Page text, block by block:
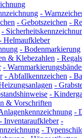
-
- Gebotszeichen -
-
Helmaufkleber
- Bodenmarkierung
& Klebezahlen -
-
- Abfallkennzeichen -
-
-
& Vorschriften
-
- Inventaraufkleber -
-